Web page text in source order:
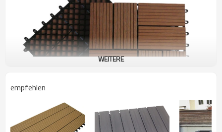
WEITERE
empfehlen